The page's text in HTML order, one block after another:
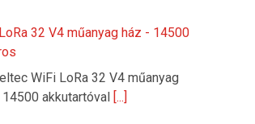
LoRa 32 V4 műanyag ház - 14500
WiFi LoRa 32 V4 műanyag
14500 akkutartóval
[...]